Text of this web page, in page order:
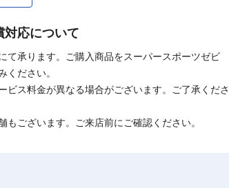
対応について
て承ります。ご購入商品をスーパースポーツゼビ
ださい。
ビス料金が異なる場合がございます。ご了承くださ
ございます。ご来店前にご確認ください。